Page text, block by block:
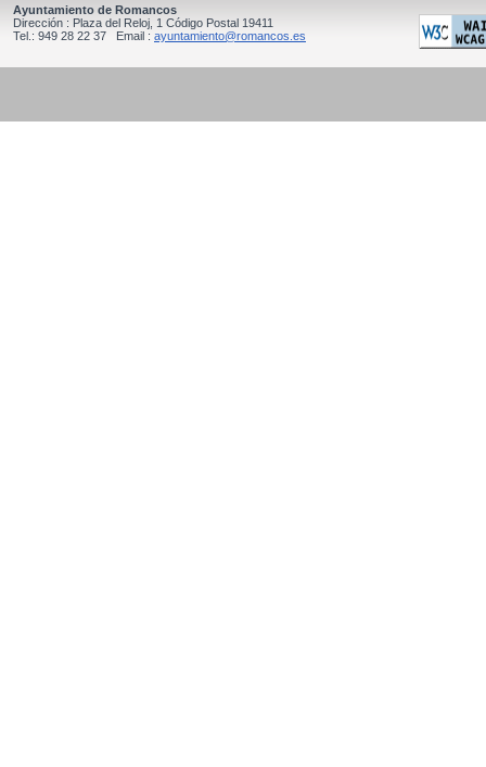
Ayuntamiento de Romancos
Dirección : Plaza del Reloj, 1 Código Postal 19411
Tel.: 949 28 22 37 Email : ayuntamiento@romancos.es